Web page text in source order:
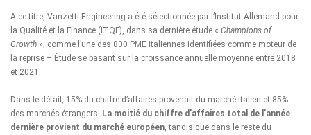
A ce titre, Vanzetti Engineering a été sélectionnée par l’Institut Allemand pour
la Qualité et la Finance (ITQF), dans sa dernière étude « Champions of
Growth », comme l’une des 800 PME italiennes identifiées comme moteur de
la reprise – Étude se basant sur la croissance annuelle moyenne entre 2018
et 2021.
Dans le détail, 15% du chiffre d’affaires provenait du marché italien et 85%
des marchés étrangers. La moitié du chiffre d’affaires total de l’année
dernière provient du marché européen, tandis que dans le reste du